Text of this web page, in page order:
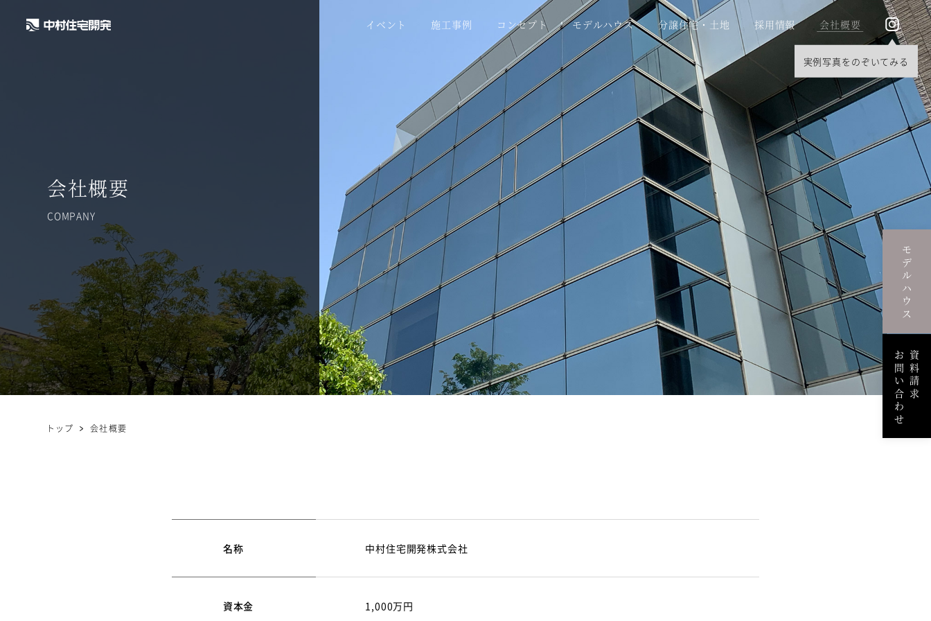
イベント 施工事例 コンセプト モデルハウス 分譲住宅・土地 採用情報 会社概要
モデルハウス
資料請求
お問い合わせ
会社概要
COMPANY
トップ 会社概要
名称 中村住宅開発株式会社
資本金 1,000万円